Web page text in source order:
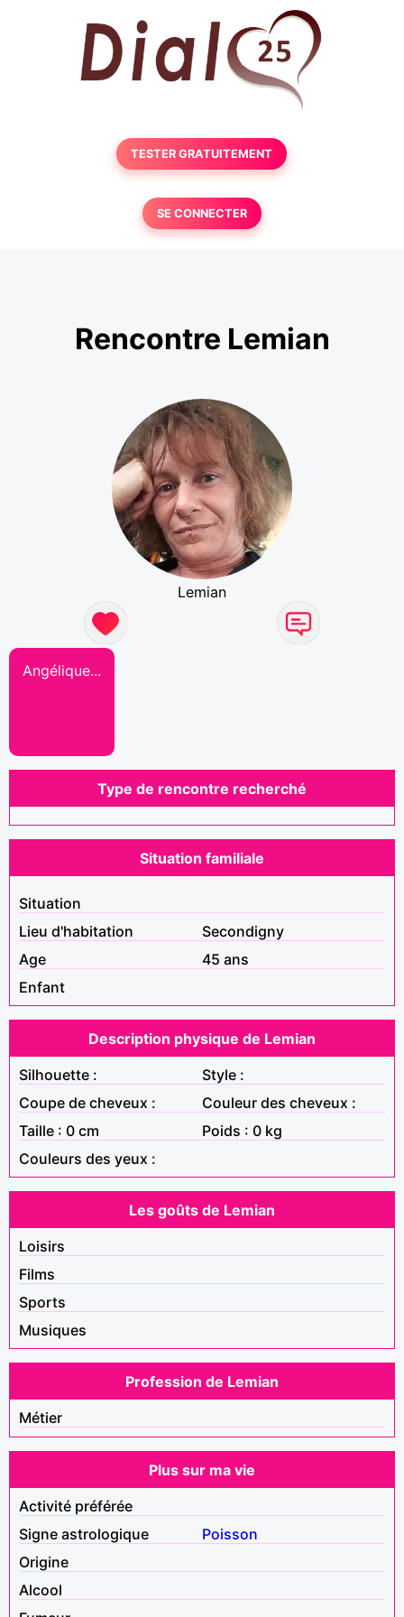
TESTER GRATUITEMENT
SE CONNECTER
Rencontre Lemian
Lemian
Angélique...
Type de rencontre recherché
Situation familiale
Situation
Lieu d'habitation
Secondigny
Age
45 ans
Enfant
Description physique de Lemian
Silhouette :
Style :
Coupe de cheveux :
Couleur des cheveux :
Taille : 0 cm
Poids : 0 kg
Couleurs des yeux :
Les goûts de Lemian
Loisirs
Films
Sports
Musiques
Profession de Lemian
Métier
Plus sur ma vie
Activité préférée
Signe astrologique
Poisson
Origine
Alcool